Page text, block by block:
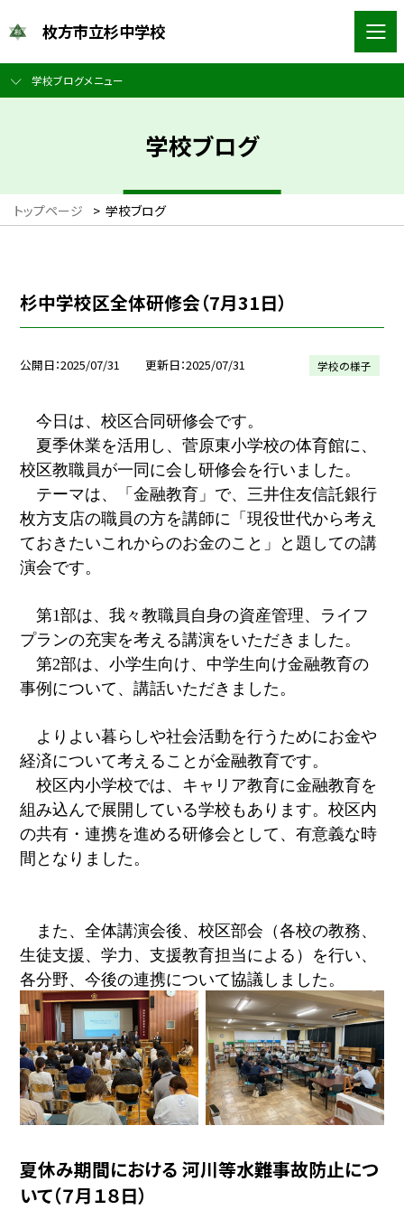
枚方市立杉中学校
学校ブログメニュー
学校ブログ
トップページ > 学校ブログ
杉中学校区全体研修会（7月31日）
公開日 2025/07/31 更新日 2025/07/31 学校の様子
今日は、校区合同研修会です。
夏季休業を活用し、菅原東小学校の体育館に、
校区教職員が一同に会し研修会を行いました。
テーマは、「金融教育」で、三井住友信託銀行
枚方支店の職員の方を講師に「現役世代から考え
ておきたいこれからのお金のこと」と題しての講
演会です。
第1部は、我々教職員自身の資産管理、ライフ
プランの充実を考える講演をいただきました。
第2部は、小学生向け、中学生向け金融教育の
事例について、講話いただきました。
よりよい暮らしや社会活動を行うためにお金や
経済について考えることが金融教育です。
校区内小学校では、キャリア教育に金融教育を
組み込んで展開している学校もあります。校区内
の共有・連携を進める研修会として、有意義な時
間となりました。
また、全体講演会後、校区部会（各校の教務、
生徒支援、学力、支援教育担当による）を行い、
各分野、今後の連携について協議しました。
夏休み期間における 河川等水難事故防止につ
いて（７月１８日）